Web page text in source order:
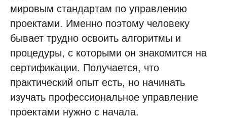
мировым стандартам по управлению
проектами. Именно поэтому человеку
бывает трудно освоить алгоритмы и
процедуры, с которыми он знакомится на
сертификации. Получается, что
практический опыт есть, но начинать
изучать профессиональное управление
проектами нужно с начала.